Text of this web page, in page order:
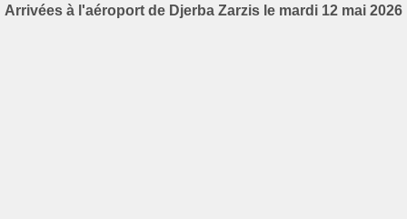
Arrivées à l'aéroport de Djerba Zarzis le mardi 12 mai 2026